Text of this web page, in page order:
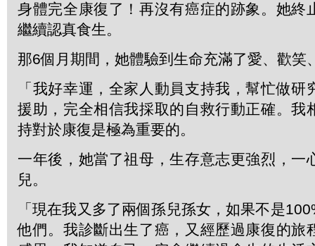
身體完全康復了！再沒有癌症的跡象。她終
繼續認真食生。
那6個月期間，她體驗到生命充滿了愛、歡笑
「我好幸運，全家人動員支持我，幫忙做研
援助，完全相信我採取的自救行動正確。我
持對於康復是極為重要的。
一年後，她當了祖母，生存意志更強烈，一
兒。
「現在我又多了兩個孫兒孫女，如果不是
他們。我診斷出生了癌，又經歷過康復的旅